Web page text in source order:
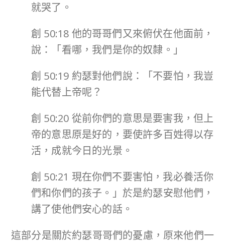
就哭了。
創 50:18 他的哥哥們又來俯伏在他面前，
說：「看哪，我們是你的奴隸。」
創 50:19 約瑟對他們說：「不要怕，我豈
能代替上帝呢？
創 50:20 從前你們的意思是要害我，但上
帝的意思原是好的，要使許多百姓得以存
活，成就今日的光景。
創 50:21 現在你們不要害怕，我必養活你
們和你們的孩子。」於是約瑟安慰他們，
講了使他們安心的話。
這部分是關於約瑟哥哥們的憂慮，原來他們一